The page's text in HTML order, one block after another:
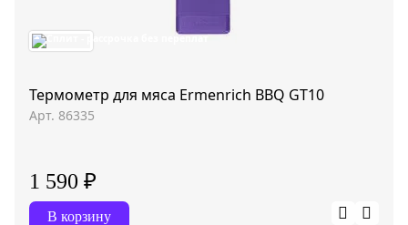
Термометр для мяса Ermenrich BBQ GT10
Арт. 86335
1 590 ₽
В корзину